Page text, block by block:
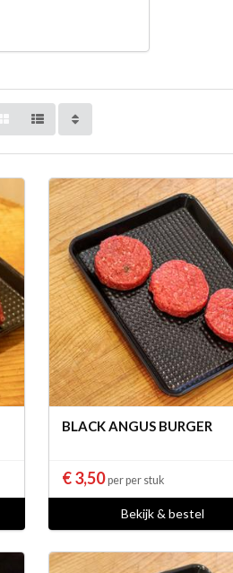
BLACK ANGUS BURGER
€ 3,50per per stuk
Bekijk & bestel